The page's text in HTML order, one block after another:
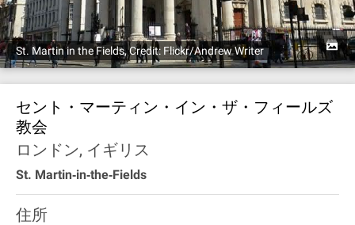
St. Martin in the Fields, Credit: Flickr/Andrew Writer
セント・マーティン・イン・ザ・フィールズ
教会
ロンドン, イギリス
St. Martin‐in‐the‐Fields
住所